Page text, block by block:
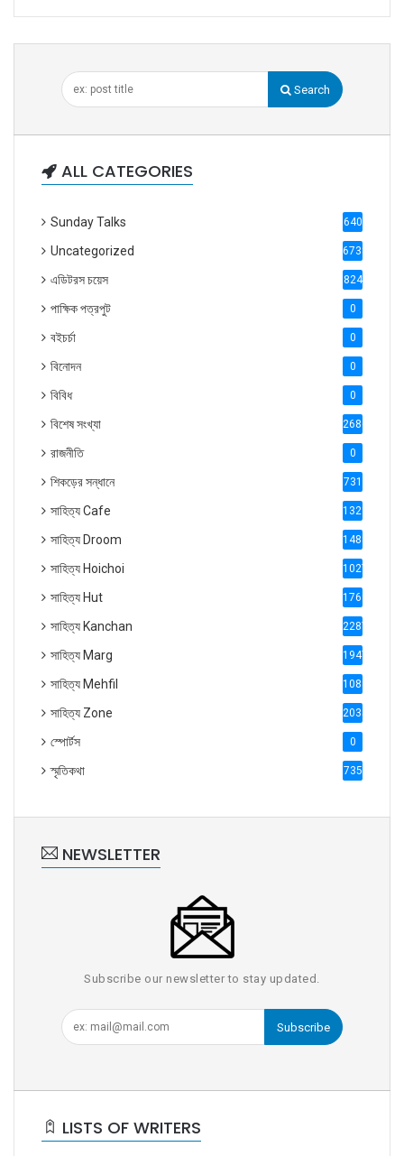
Search
ALL CATEGORIES
Sunday Talks 640
Uncategorized 6738
এডিটরস চয়েস 824
পাক্ষিক পত্রপুট 0
বইচর্চা 0
বিনোদন 0
বিবিধ 0
বিশেষ সংখ্যা 2686
রাজনীতি 0
শিকড়ের সন্ধানে 731
সাহিত্য Cafe 1321
সাহিত্য Droom 1488
সাহিত্য Hoichoi 1027
সাহিত্য Hut 1769
সাহিত্য Kanchan 2287
সাহিত্য Marg 1947
সাহিত্য Mehfil 1088
সাহিত্য Zone 2035
স্পোর্টস 0
স্মৃতিকথা 735
NEWSLETTER
Subscribe our newsletter to stay updated.
Subscribe
LISTS OF WRITERS